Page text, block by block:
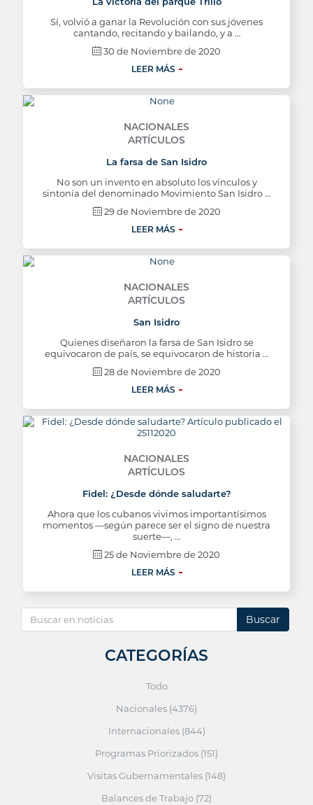
Sí, volvió a ganar la Revolución con sus jóvenes
cantando, recitando y bailando, y a …
30 de Noviembre de 2020
LEER MÁS
NACIONALES
ARTÍCULOS
La farsa de San Isidro
No son un invento en absoluto los vínculos y
sintonía del denominado Movimiento San Isidro …
29 de Noviembre de 2020
LEER MÁS
NACIONALES
ARTÍCULOS
San Isidro
Quienes diseñaron la farsa de San Isidro se
equivocaron de país, se equivocaron de historia …
28 de Noviembre de 2020
LEER MÁS
NACIONALES
ARTÍCULOS
Fidel: ¿Desde dónde saludarte?
Ahora que los cubanos vivimos importantísimos
momentos —según parece ser el signo de nuestra
suerte—, …
25 de Noviembre de 2020
LEER MÁS
Buscar
CATEGORÍAS
Todo
Nacionales (4376)
Internacionales (844)
Programas Priorizados (151)
Visitas Gubernamentales (148)
Balances de Trabajo (72)